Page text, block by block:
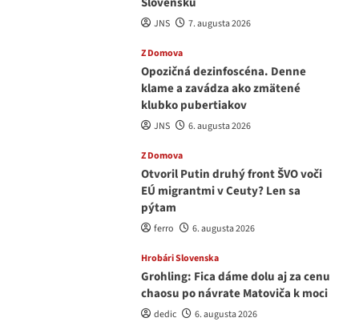
JNS 7. augusta 2026
Z Domova
Opozičná dezinfoscéna. Denne
klame a zavádza ako zmätené
klubko pubertiakov
JNS 6. augusta 2026
Z Domova
Otvoril Putin druhý front ŠVO voči
EÚ migrantmi v Ceuty? Len sa
pýtam
ferro 6. augusta 2026
Hrobári Slovenska
Grohling: Fica dáme dolu aj za cenu
chaosu po návrate Matoviča k moci
dedic 6. augusta 2026